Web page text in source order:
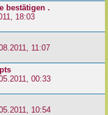
bestätigen .
18:03
11:07
00:33
10:54